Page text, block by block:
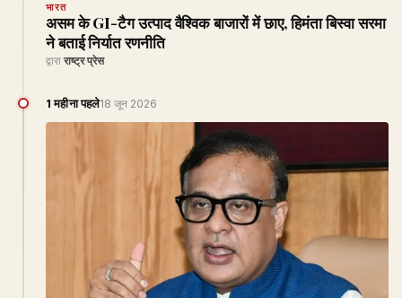
भारत
असम के GI-टैग उत्पाद वैश्विक बाजारों में छाए, हिमंता बिस्वा सरमा
ने बताई निर्यात रणनीति
द्वारा राष्ट्र प्रेस
1 महीना पहले18 जून 2026